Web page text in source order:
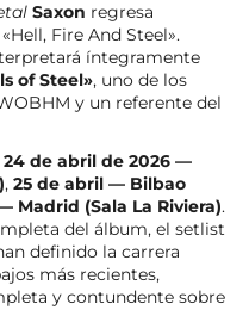
Saxon regresa
Fire And Steel».
íntegramente
of Steel», uno de los
y un referente del
24 de abril de 2026 —
, 25 de abril — Bilbao
Madrid (Sala La Riviera).
del álbum, el setlist
definido la carrera
más recientes,
y contundente sobre